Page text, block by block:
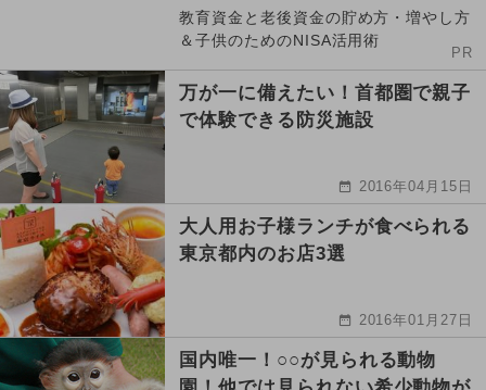
教育資金と老後資金の貯め方・増やし方
＆子供のためのNISA活用術
PR
万が一に備えたい！首都圏で親子
で体験できる防災施設
2016年04月15日
大人用お子様ランチが食べられる
東京都内のお店3選
2016年01月27日
国内唯一！○○が見られる動物